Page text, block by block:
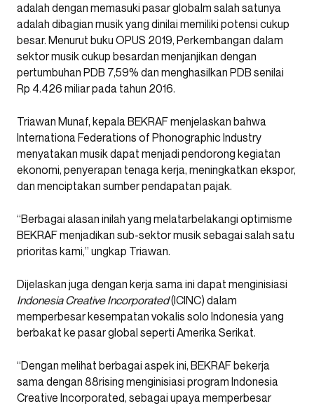
adalah dengan memasuki pasar globalm salah satunya
adalah dibagian musik yang dinilai memiliki potensi cukup
besar. Menurut buku OPUS 2019, Perkembangan dalam
sektor musik cukup besardan menjanjikan dengan
pertumbuhan PDB 7,59% dan menghasilkan PDB senilai
Rp 4.426 miliar pada tahun 2016.
Triawan Munaf, kepala BEKRAF menjelaskan bahwa
Internationa Federations of Phonographic Industry
menyatakan musik dapat menjadi pendorong kegiatan
ekonomi, penyerapan tenaga kerja, meningkatkan ekspor,
dan menciptakan sumber pendapatan pajak.
“Berbagai alasan inilah yang melatarbelakangi optimisme
BEKRAF menjadikan sub-sektor musik sebagai salah satu
prioritas kami,” ungkap Triawan.
Dijelaskan juga dengan kerja sama ini dapat menginisiasi
Indonesia Creative Incorporated(ICINC) dalam
memperbesar kesempatan vokalis solo Indonesia yang
berbakat ke pasar global seperti Amerika Serikat.
“Dengan melihat berbagai aspek ini, BEKRAF bekerja
sama dengan 88rising menginisiasi program Indonesia
Creative Incorporated, sebagai upaya memperbesar